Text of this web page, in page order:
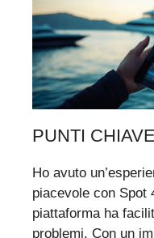
PUNTI CHIAVE
Ho avuto
piacevole con Spot
piattaforma ha
problemi. Con un